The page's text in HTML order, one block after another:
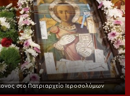
στο Πατριαρχείο Ιεροσολύμων